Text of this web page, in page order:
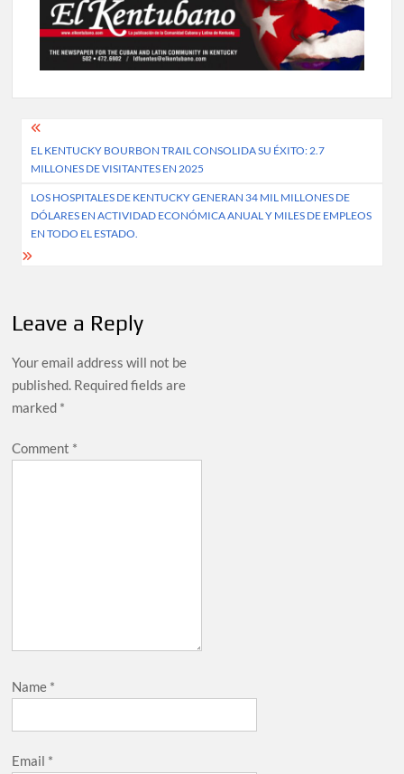
Post
navigation
EL KENTUCKY BOURBON TRAIL CONSOLIDA SU ÉXITO: 2.7
MILLONES DE VISITANTES EN 2025
LOS HOSPITALES DE KENTUCKY GENERAN 34 MIL MILLONES DE
DÓLARES EN ACTIVIDAD ECONÓMICA ANUAL Y MILES DE EMPLEOS
EN TODO EL ESTADO.
Leave a Reply
Your email address will not be
published. Required fields are
marked *
Comment *
Name *
Email *